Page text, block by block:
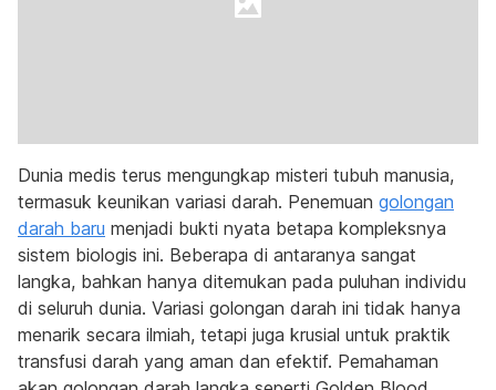
Dunia medis terus mengungkap misteri tubuh manusia,
termasuk keunikan variasi darah. Penemuan golongan
darah baru menjadi bukti nyata betapa kompleksnya
sistem biologis ini. Beberapa di antaranya sangat
langka, bahkan hanya ditemukan pada puluhan individu
di seluruh dunia. Variasi golongan darah ini tidak hanya
menarik secara ilmiah, tetapi juga krusial untuk praktik
transfusi darah yang aman dan efektif. Pemahaman